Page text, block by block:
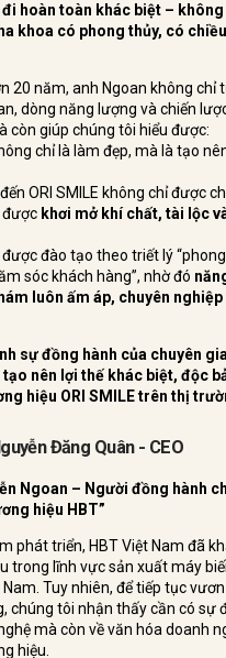
hoàn toàn khác biệt –
khoa có phong thủy, có
20 năm, anh Ngoan không chỉ
dòng năng lượng và chiến
còn giúp chúng tôi hiểu được:
chỉ là làm đẹp, mà là tạo
ORI SMILE không chỉ được
được khơi mở khí chất, tài lộc
đào tạo theo triết lý
sóc khách hàng”, nhờ đó
luôn ấm áp, chuyên nghiệp
sự đồng hành của chuyên gia
nên lợi thế khác biệt, độc
hiệu ORI SMILE trên thị
Đăng Quân - CEO
Ngoan – Người đồng hành
hiệu HBT”
phát triển, HBT Việt Nam đã
trong lĩnh vực sản xuất máy
Tuy nhiên, để tiếp tục
chúng tôi nhận thấy cần có sự
mà còn về văn hóa doanh
hiệu.